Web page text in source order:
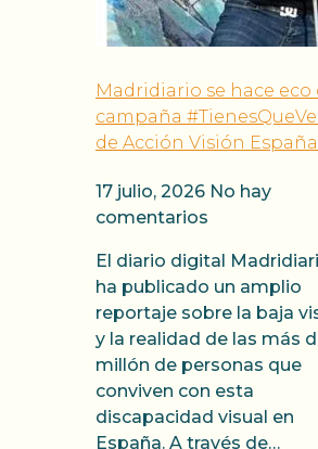
Madridiario se hace eco
campaña
de Acción Visión España
17 julio, 2026 No hay
comentarios
El diario digital
ha publicado un amplio
reportaje sobre la baja
y la realidad de las más
millón de personas que
conviven con esta
discapacidad visual en
España. A través de…